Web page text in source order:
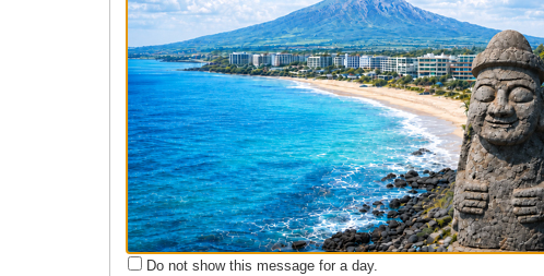
갤러리
회원동정
구인구직
2011년 학술대
Do not show this message for a day.